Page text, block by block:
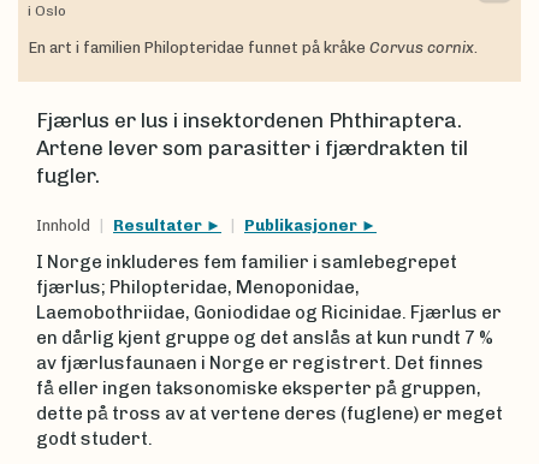
i Oslo
En art i familien Philopteridae funnet på kråke Corvus cornix
Fjærlus er lus i insektordenen Phthiraptera.
Artene lever som parasitter i fjærdrakten til
fugler.
Innhold Resultater Publikasjoner
I Norge inkluderes fem familier i samlebegrepet
fjærlus; Philopteridae, Menoponidae,
Laemobothriidae, Goniodidae og Ricinidae. Fjærlus er
en dårlig kjent gruppe og det anslås at kun rundt 7 %
av fjærlusfaunaen i Norge er registrert. Det finnes
få eller ingen taksonomiske eksperter på gruppen,
dette på tross av at vertene deres (fuglene) er meget
godt studert.